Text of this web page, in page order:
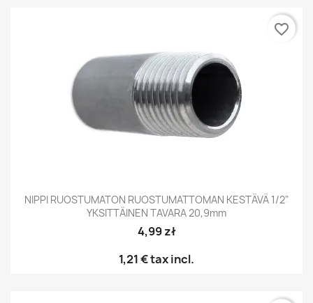
NIPPI RUOSTUMATON RUOSTUMATTOMAN KESTÄVÄ 1/2"
YKSITTÄINEN TAVARA 20,9mm
4,99 zł
1,21 €tax incl.
favorite_border